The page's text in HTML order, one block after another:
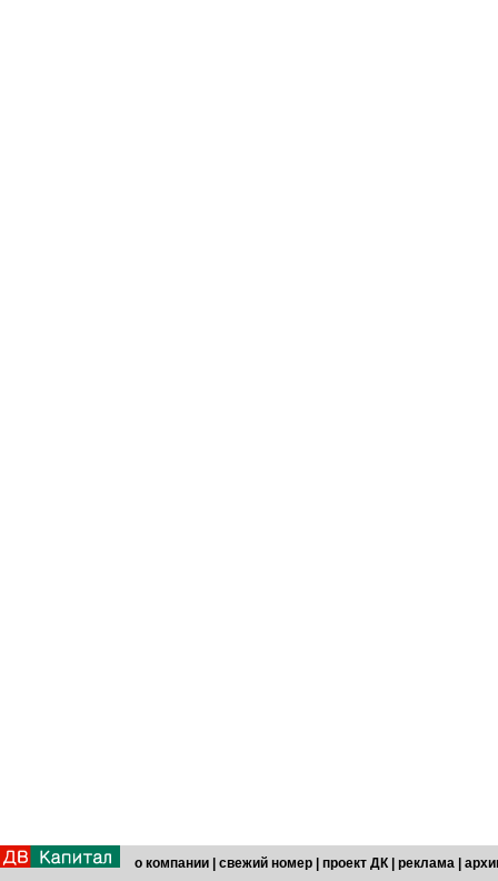
о компании свежий номер проект ДК реклама